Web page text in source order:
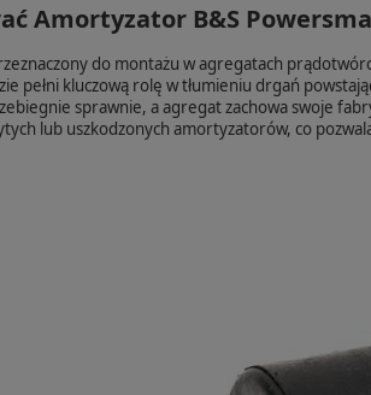
Amortyzator B&S
do montażu w agregatach
pełni kluczową rolę w tłumieniu drgań
sprawnie, a agregat zachowa swoje
lub uszkodzonych amortyzatorów, co